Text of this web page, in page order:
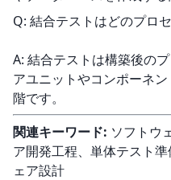
Q: 結合テストはどのプロ
A: 結合テストは構築後の
アユニットやコンポーネ
階です。
関連キーワード: ソフトウ
ア開発工程、単体テスト
ェア設計